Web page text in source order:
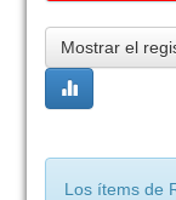
Mostrar el
Los ítems de